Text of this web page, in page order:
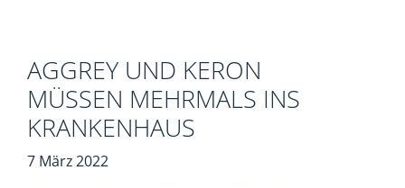
AGGREY UND KERON
MÜSSEN MEHRMALS INS
KRANKENHAUS
7 März 2022